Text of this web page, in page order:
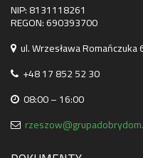
NIP: 8131118261
REGON: 690393700
ul. Wrzesława
+48 17 852 52 30
08:00 – 16:00